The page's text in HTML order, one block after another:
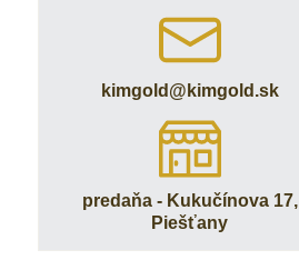
kimgold​@kimgold​.sk
predaňa - Kukučínova 17,
Piešťany